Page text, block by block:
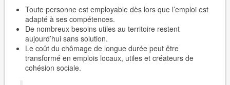
Toute personne est employable dès lors que l’emploi est
adapté à ses compétences.
De nombreux besoins utiles au territoire restent
aujourd’hui sans solution.
Le coût du chômage de longue durée peut être
transformé en emplois locaux, utiles et créateurs de
cohésion sociale.